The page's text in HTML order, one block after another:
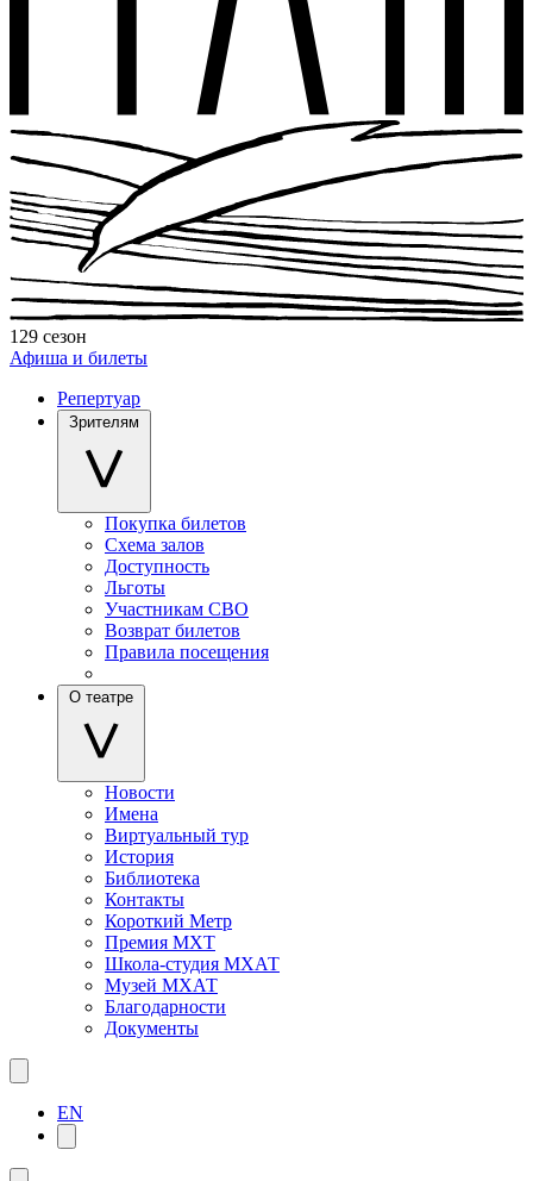
129 сезон
Афиша и билеты
Репертуар
Зрителям
Покупка билетов
Схема залов
Доступность
Льготы
Участникам СВО
Возврат билетов
Правила посещения
О театре
Новости
Имена
Виртуальный тур
История
Библиотека
Контакты
Короткий Метр
Премия МХТ
Школа-студия МХАТ
Музей МХАТ
Благодарности
Документы
EN